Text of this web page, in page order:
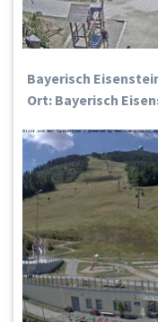
Bayerisch
Ort: Bayerisch